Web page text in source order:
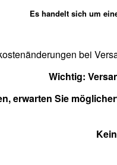
Es handelt sich um
bei
Wichtig:
erwarten Sie